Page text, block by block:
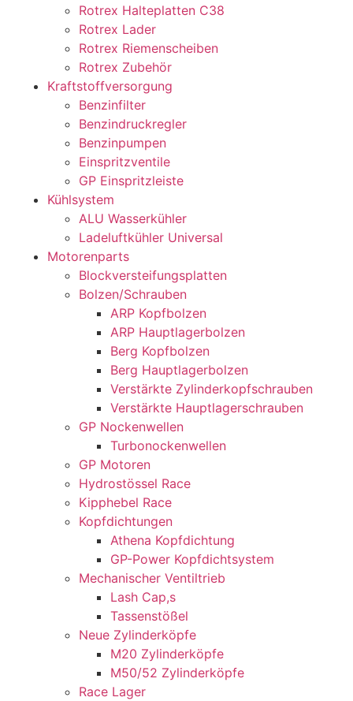
Rotrex Halteplatten C38
Rotrex Lader
Rotrex Riemenscheiben
Rotrex Zubehör
Kraftstoffversorgung
Benzinfilter
Benzindruckregler
Benzinpumpen
Einspritzventile
GP Einspritzleiste
Kühlsystem
ALU Wasserkühler
Ladeluftkühler Universal
Motorenparts
Blockversteifungsplatten
Bolzen/Schrauben
ARP Kopfbolzen
ARP Hauptlagerbolzen
Berg Kopfbolzen
Berg Hauptlagerbolzen
Verstärkte Zylinderkopfschrauben
Verstärkte Hauptlagerschrauben
GP Nockenwellen
Turbonockenwellen
GP Motoren
Hydrostössel Race
Kipphebel Race
Kopfdichtungen
Athena Kopfdichtung
GP-Power Kopfdichtsystem
Mechanischer Ventiltrieb
Lash Cap,s
Tassenstößel
Neue Zylinderköpfe
M20 Zylinderköpfe
M50/52 Zylinderköpfe
Race Lager